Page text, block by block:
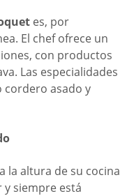
es, por
El chef ofrece un
con productos
Las especialidades
cordero asado y
la altura de su cocina
y siempre está